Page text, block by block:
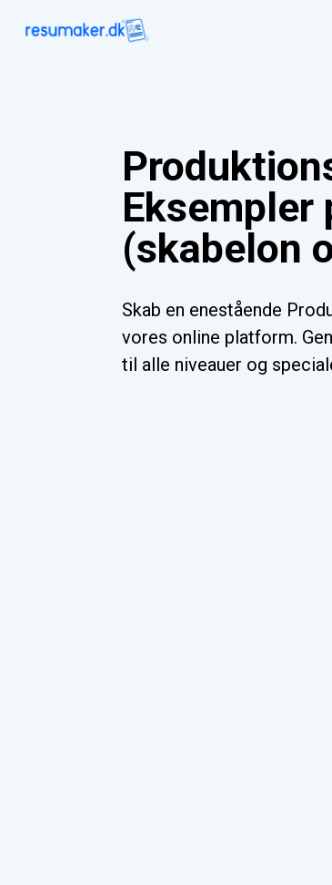
Eksempler
(skabelon
Skab en enestående
vores online platform.
til alle niveauer og